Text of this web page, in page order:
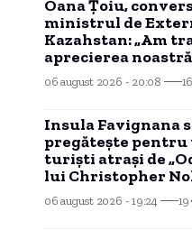
Oana Țoiu,
ministrul de
Kazahstan: „Am
aprecierea
reluarea
țiței”
06 august 2026 - 20:08 16
Insula Favignana
pregăteşte pentru
turişti atraşi de
lui Christopher
ar putea face rău”
06 august 2026 - 19:24 19